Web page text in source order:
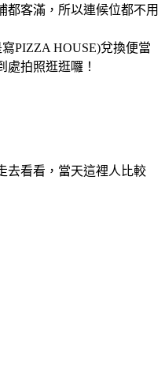
都客滿，所以連候位都不用
PIZZA HOUSE)兌換便當
處拍照逛逛囉！
去看看，當天這裡人比較